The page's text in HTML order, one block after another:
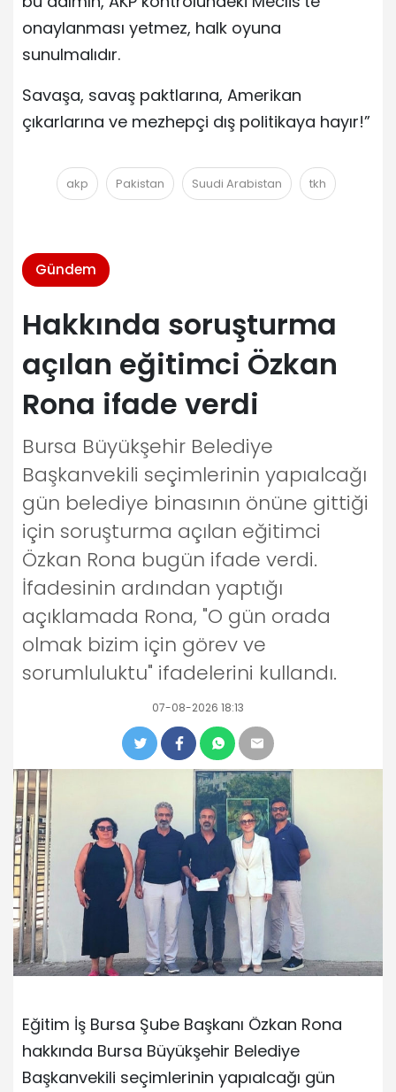
onaylanması yetmez, halk oyuna
sunulmalıdır.
Savaşa, savaş paktlarına, Amerikan
çıkarlarına ve mezhepçi dış politikaya hayır!”
akp Pakistan Suudi Arabistan tkh
Gündem
Hakkında soruşturma
açılan eğitimci Özkan
Rona ifade verdi
Bursa Büyükşehir Belediye
Başkanvekili seçimlerinin yapıalcağı
gün belediye binasının önüne gittiği
için soruşturma açılan eğitimci
Özkan Rona bugün ifade verdi.
İfadesinin ardından yaptığı
açıklamada Rona, "O gün orada
olmak bizim için görev ve
sorumluluktu" ifadelerini kullandı.
07-08-2026 18:13
Eğitim İş Bursa Şube Başkanı Özkan Rona
hakkında Bursa Büyükşehir Belediye
Başkanvekili seçimlerinin yapıalcağı gün